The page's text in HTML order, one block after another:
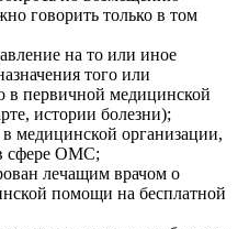
говорить только в том
на то или иное
того или
в первичной медицинской
истории болезни);
медицинской организации,
сфере ОМС;
лечащим врачом о
помощи на бесплатной